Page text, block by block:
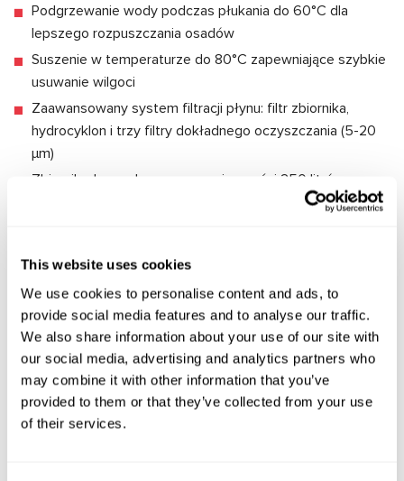
This website uses cookies
We use cookies to personalise content and ads, to
provide social media features and to analyse our traffic.
We also share information about your use of our site with
our social media, advertising and analytics partners who
may combine it with other information that you’ve
provided to them or that they’ve collected from your use
of their services.
Podgrzewanie wody podczas płukania do 60°C dla
lepszego rozpuszczania osadów
Suszenie w temperaturze do 80°C zapewniające szybkie
usuwanie wilgoci
Zaawansowany system filtracji płynu: filtr zbiornika,
hydrocyklon i trzy filtry dokładnego oczyszczania (5-20
μm)
Zbiornik płynu roboczego o pojemności 250 litrów
Ciśnienie robocze powietrza w zakresie 6-8 barów
Automatyczny system kontroli procesów czyszczenia
Wbudowane oświetlenie strefy roboczej zwiększające
komfort obsługi
Cechy urządzeń do obsługi
filtrów DPF/FAP